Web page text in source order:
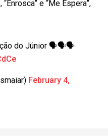
e “Me Espera”,
do Júnior 🗣️🗣️🗣️
February 4,